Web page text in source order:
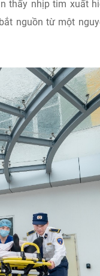
thấy nhịp tim xuất
nguồn từ một